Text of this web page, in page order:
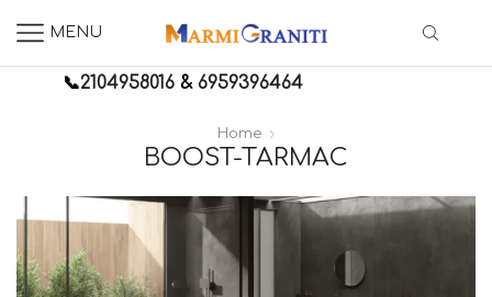
MENU
📞2104958016 &6959396464
Home
BOOST-TARMAC